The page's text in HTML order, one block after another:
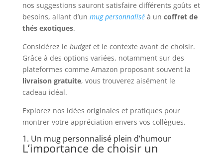
nos suggestions sauront satisfaire différents goûts et
besoins, allant d’un mug personnaliséà un coffret de
thés exotiques.
Considérez le budgetet le contexte avant de choisir.
Grâce à des options variées, notamment sur des
plateformes comme Amazon proposant souvent la
livraison gratuite, vous trouverez aisément le
cadeau idéal.
Explorez nos idées originales et pratiques pour
montrer votre appréciation envers vos collègues.
1. Un mug personnalisé plein d’humour
L’importance de choisir un